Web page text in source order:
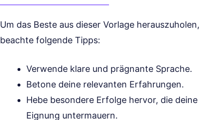
Um das Beste aus dieser Vorlage herauszuholen,
beachte folgende Tipps:
Verwende klare und prägnante Sprache.
Betone deine relevanten Erfahrungen.
Hebe besondere Erfolge hervor, die deine
Eignung untermauern.